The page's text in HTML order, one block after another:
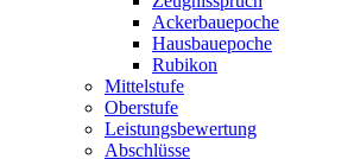
Ackerbauepoche
Hausbauepoche
Rubikon
Mittelstufe
Oberstufe
Leistungsbewertung
Abschlüsse